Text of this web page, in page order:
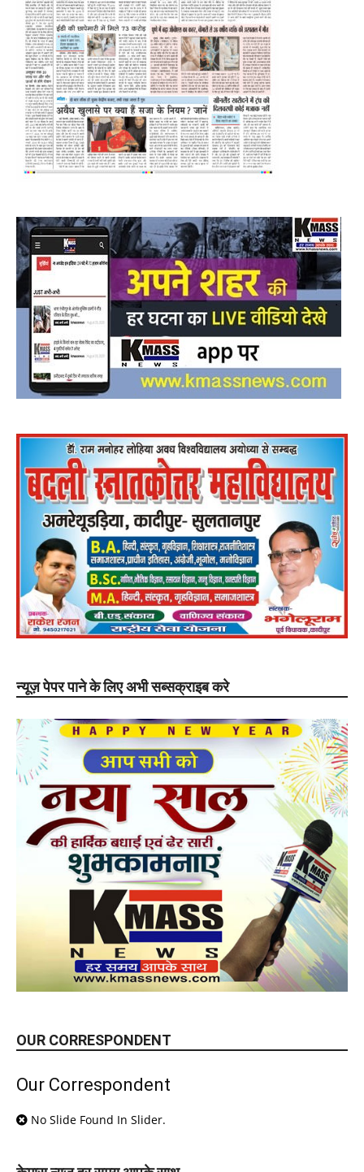
न्यूज़ पेपर पाने के लिए अभी सब्सक्राइब करे
OUR CORRESPONDENT
Our Correspondent
No Slide Found In Slider.